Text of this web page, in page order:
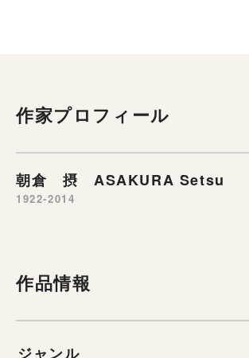
作家プロフィール
朝倉 摂 ASAKURA Setsu
1922-2014
作品情報
ジャンル